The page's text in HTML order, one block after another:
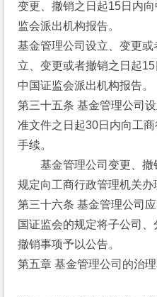
变更、撤销之日起15日内
监会派出机构报告。
基金管理公司设立、变更
立、变更或者撤销之日起
中国证监会派出机构报告。
第三十五条 基金管理公司
准文件之日起30日内向工
手续。
基金管理公司变更、撤
规定向工商行政管理机关办
第三十六条 基金管理公司
国证监会的规定将子公司
撤销事项予以公告。
第五章 基金管理公司的治